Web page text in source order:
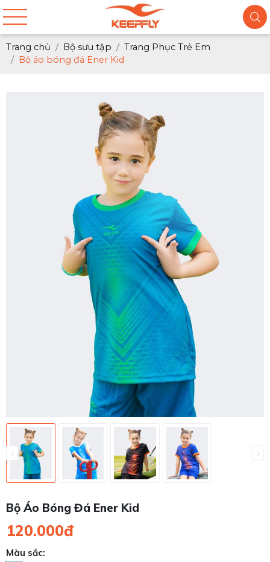
Trang chủ Bộ sưu tập
Trang Phục Trẻ Em
Bộ áo bóng đá Ener Kid
Bộ Áo Bóng Đá Ener Kid
120.000đ
Màu sắc: